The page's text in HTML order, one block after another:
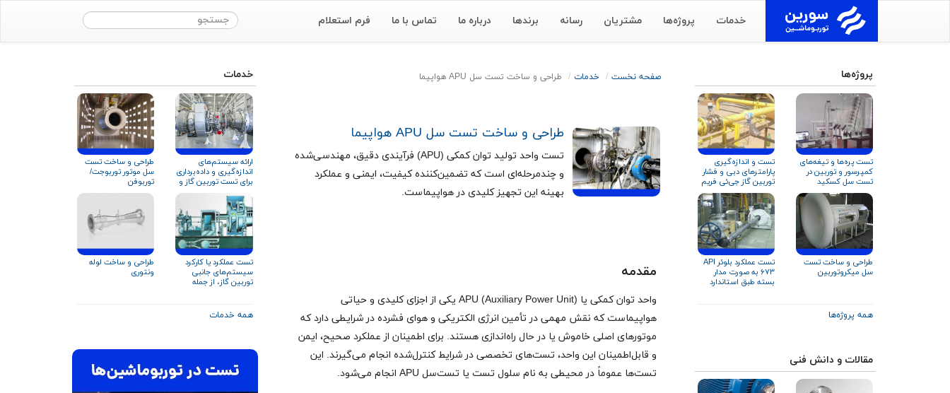
خدمات پروژه‌ها مشتریان رسانه برندها درباره ما تماس با ما فرم استعلام
پروژه‌ها
تست پره‌ها و تیغه‌های
کمپرسور و توربین در
تست سل کسکید
تست و اندازه‌گیری
پارامترهای دبی و فشار
توربین گاز جی‌ئی فریم
۹ و زیمنس V۹۴.۲
طراحی و ساخت تست
سل میکروتوربین
تست عملکرد بلوئر API
۶۷۳ به صورت مدار
بسته طبق استاندارد
همه پروژه‌ها
مقالات و دانش فنی
صفحه نخست خدمات طراحی و ساخت تست سل APU هواپیما
طراحی و ساخت تست سل APU هواپیما
تست واحد تولید توان کمکی (APU) فرآیندی دقیق، مهندسی‌شده
و چندمرحله‌ای است که تضمین‌کننده کیفیت، ایمنی و عملکرد
بهینه این تجهیز کلیدی در هواپیماست.
مقدمه
واحد توان کمکی یا APU (Auxiliary Power Unit) یکی از اجزای کلیدی و حیاتی
هواپیماست که نقش مهمی در تأمین انرژی الکتریکی و هوای فشرده در شرایطی دارد که
موتورهای اصلی خاموش یا در حال راه‌اندازی هستند. برای اطمینان از عملکرد صحیح، ایمن
و قابل‌اطمینان این واحد، تست‌های تخصصی در شرایط کنترل‌شده انجام می‌گیرند. این
تست‌ها عموماً در محیطی به نام سلول تست یا تست‌سل APU انجام می‌شود
.
خدمات
ارائه سیستم‌های
اندازه‌گیری و داده‌برداری
برای تست توربین گاز و
طراحی و ساخت تست
سل موتور توربوجت/
توربوفن
تست عملکرد یا کارکرد
سیستم‌های جانبی
توربین گاز، از جمله
طراحی و ساخت لوله
ونتوری
همه خدمات